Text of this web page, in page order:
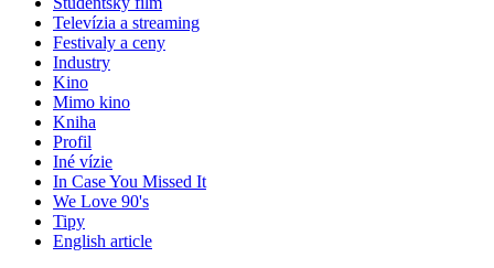
Televízia a streaming
Festivaly a ceny
Industry
Kino
Mimo kino
Kniha
Profil
Iné vízie
In Case You Missed It
We Love 90's
Tipy
English article